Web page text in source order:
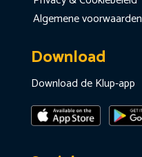
Algemene voorwaarden
Download
Download de Klup-app